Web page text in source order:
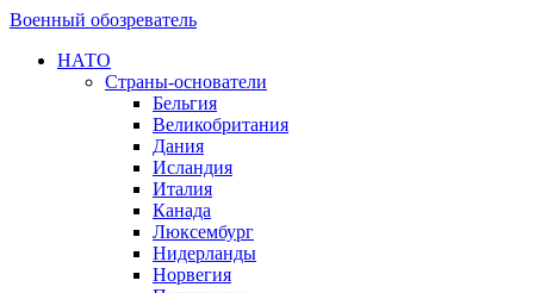
Военный обозреватель
НАТО
Страны-основатели
Бельгия
Великобритания
Дания
Исландия
Италия
Канада
Люксембург
Нидерланды
Норвегия